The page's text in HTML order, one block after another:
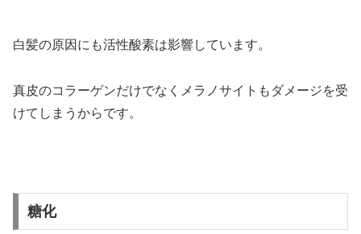
白髪の原因にも活性酸素は影響しています。
真皮のコラーゲンだけでなくメラノサイトもダメージを受
けてしまうからです。
糖化